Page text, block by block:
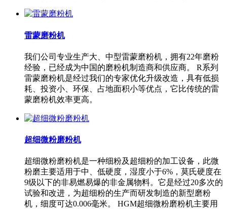
雷蒙磨粉机
我们公司专业生产大、中型雷蒙磨粉机，拥有22年磨粉
经验，已经成为中国的磨粉机制造商和供应商。 R系列
雷蒙磨粉机是经过我们的专家优化升级改造，具有低损
耗、投资小、环保、占地面积小等优点，它比传统的雷
蒙磨粉机效率更高。
超细微粉磨粉机
超细微粉磨粉机是一种细粉及超细粉的加工设备，此微
粉磨主要适用于中、低硬度，湿度小于6%，莫氏硬度在
9级以下的非易燃易爆的非金属物料。它是经过20多次的
试验和改进，为超细粉的生产而研发制造的新型磨粉
机，细度可达0.006毫米。 HGM超细微粉磨粉机主要用